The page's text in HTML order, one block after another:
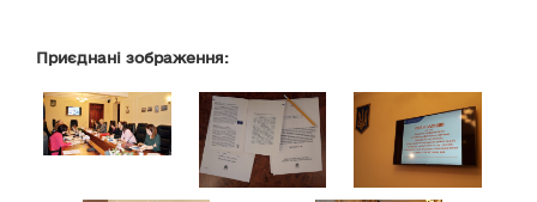
Приєднані зображення: